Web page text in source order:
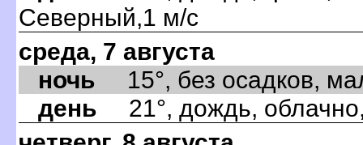
Северный,1 м/с
среда, 7 августа
ночь 15°, без осадков,
день 21°, дождь,